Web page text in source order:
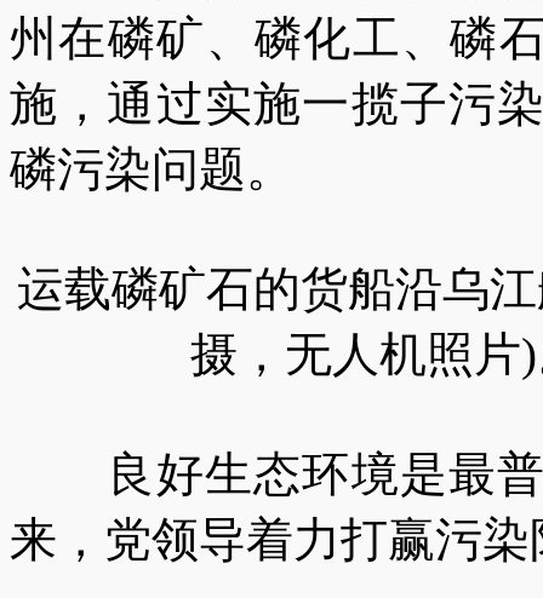
州在磷矿、磷化工、磷
施，通过实施一揽子污
磷污染问题。
运载磷矿石的货船沿乌
摄，无人机照片
良好生态环境是最普
来，党领导着力打赢污